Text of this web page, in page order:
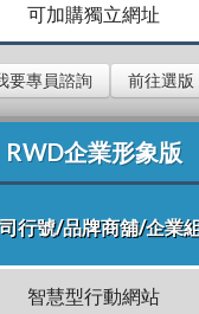
可加購獨立網址
要專員諮詢 前往選版
RWD企業形象版
司行號/品牌商舖/企業
智慧型行動網站